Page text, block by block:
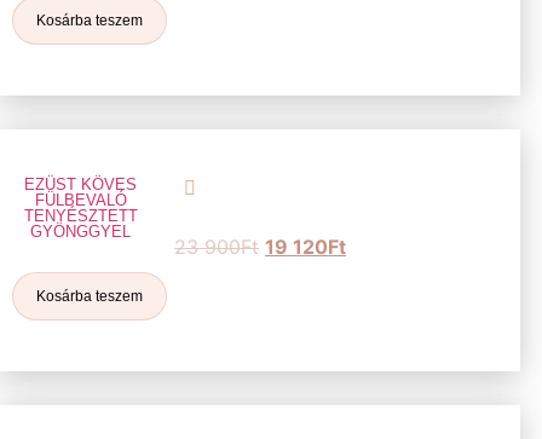
Kosárba teszem
EZÜST KÖVES
FÜLBEVALÓ
TENYÉSZTETT
GYÖNGGYEL
23 900Ft 19 120Ft
Kosárba teszem